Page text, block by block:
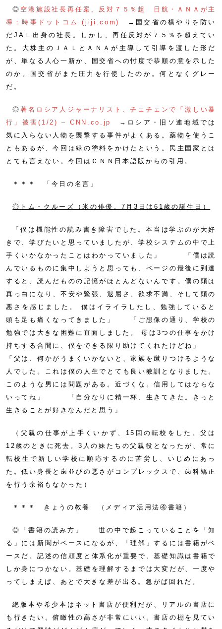
◎ 空港施設社長再任案、反対７５％超 日航・ＡＮＡが主
導：時事ドットコム (jiji.com)
→国交省の横やりを防い
だJAＬ出身の社長。しかし、再任反対が７５％を超えてい
た。大株主のＪＡＬとＡＮＡが主導して引導を渡した形だ
が、単なる人心一新か、国交省への忖度で恭順の意を示した
のか。国交省がまた圧力を行使したのか。何となくグレー
だ。
◎著名ロシア人ジャーナリスト、チェチェンで「激しい暴
行」被害(1/2) – CNN.co.jp
→ロシア・旧ソ連地域では
気に入らない人物を襲撃する事件がよくある。薬物を使うこ
ともあるが、今回は緑の塗料をかけたという。民主国家とは
とても言えない。今回はＣＮＮ日本語版からの引用。
＊＊＊ 「今日の名言」
◎トム・クルーズ（米の俳優。7月3日は61歳の誕生日）
「僕は機能性の読み書き障害でした。本当は学ぶのが大好
きで、学びたいと思っていましたが、学校システムの中で上
手くいかなかったことはわかっていました」 「僕は読
んでいるものに集中しようと思っても、ページの最後に到達
すると、読んだものの記憶がほとんどないんです。僕の頭は
真っ白になり、不安や緊張、退屈さ、欲求不満、そして頭の
悪さを感じました。 僕はイライラしたし、勉強していると
頭も足も痛くなってきました」 「ご想像の通り、学校の
勉強では大きな困難に直面しました。 母は3つの仕事をかけ
持ちする合間に、僕をできる限り助けてくれたけどね」
「父は、何かがうまくいかないと、家族を蹴りつけるような
人でした。これは僕の人生でとても良い教訓となりました。
このような男には問題がある。近づくな。信用してはならな
いってね」 「自分なりに精一杯、生きてきた。きっと
生きることが好きなんだと思う」
（父親の仕事が上手くいかず、15回の転校をした。父は
12歳のときに死去。3人の妹たちの父親役となったが、常に
転校生で新しい学校に順応するのに苦労し、いじめにあっ
た。低い身長と歯並びの悪さがコンプレックスで、歯科矯正
を行う余裕もなかった）
＊＊＊ きょうの教養 （メディア活用法④書籍）
◎「書籍の読み方」 世の中で起こっていることを「知
る」には新聞がベースになるが、「理解」するには書籍がベ
ースだ。記述の信頼度と体系化が重要で、基礎知識は書籍で
しか身につかない。基礎を理解するまでは大変だが、一度や
ってしまえば、あとで大きな差が出る。急がば回れだ。
絶版本や希少本はネット書店が便利だが、リアルの書店に
も行きたい。俯瞰性の高さが非常にいい。書店の棚を見てい